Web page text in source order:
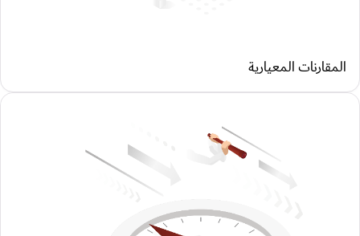
المقارنات المعيارية